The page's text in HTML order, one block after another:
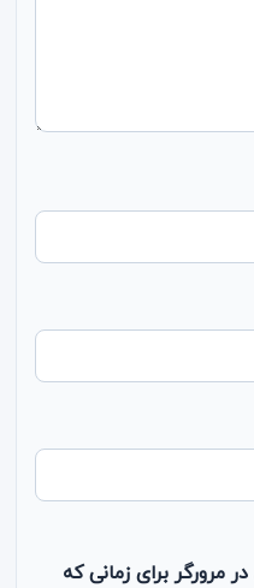
مرورگر برای زمانی که